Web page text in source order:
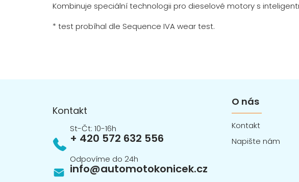
Kombinuje speciální technologii pro dieselové motory s
* test probíhal dle Sequence IVA wear test.
Kontakt
info@automotokonicek.cz
+ 420 572 632 556
O nás
Kontakt
Napište nám